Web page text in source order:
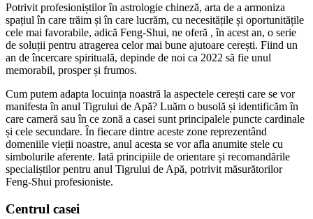
Potrivit profesioniștilor în astrologie chineză, arta de a armoniza
spațiul în care trăim și în care lucrăm, cu necesitățile și oportunitățile
cele mai favorabile, adică Feng-Shui, ne oferă , în acest an, o serie
de soluții pentru atragerea celor mai bune ajutoare cerești. Fiind un
an de încercare spirituală, depinde de noi ca 2022 să fie unul
memorabil, prosper și frumos.
Cum putem adapta locuința noastră la aspectele cerești care se vor
manifesta în anul Tigrului de Apă? Luăm o busolă și identificăm în
care cameră sau în ce zonă a casei sunt principalele puncte cardinale
și cele secundare. În fiecare dintre aceste zone reprezentând
domeniile vieții noastre, anul acesta se vor afla anumite stele cu
simbolurile aferente. Iată principiile de orientare și recomandările
specialiștilor pentru anul Tigrului de Apă, potrivit măsurătorilor
Feng-Shui profesioniste.
Centrul casei